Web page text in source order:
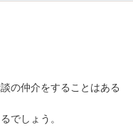
の仲介をすることはある
でしょう。